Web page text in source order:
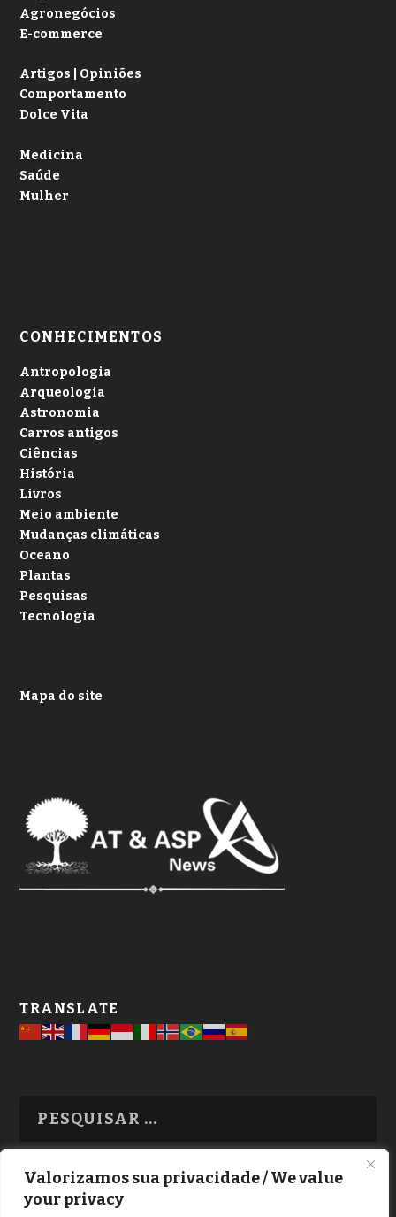
Valorizamos sua privacidade / We value
your privacy
Agronegócios
E-commerce
Artigos | Opiniões
Comportamento
Dolce Vita
Medicina
Saúde
Mulher
CONHECIMENTOS
Antropologia
Arqueologia
Astronomia
Carros antigos
Ciências
História
Livros
Meio ambiente
Mudanças climáticas
Oceano
Plantas
Pesquisas
Tecnologia
Mapa do site
TRANSLATE
TODAS OS ASSUNTOS